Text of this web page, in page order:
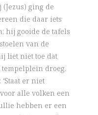
ging de
die daar iets
hij gooide de tafels
van de
liet niet toe dat
droeg.
er niet
alle volken een
hebben er een